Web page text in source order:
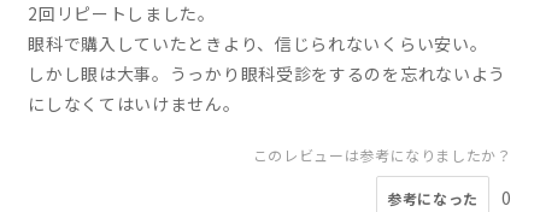
2回リピートしました。
眼科で購入していたときより、信じられないくらい安い。
しかし眼は大事。うっかり眼科受診をするのを忘れないよう
にしなくてはいけません。
このレビューは参考になりましたか？
参考になった 0